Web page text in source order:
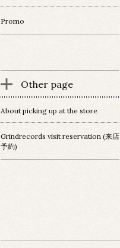
Promo
Other page
About picking up at the store
Grindrecords visit reservation (来店
予約)